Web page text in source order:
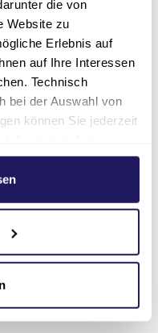
die von
Website zu
Erlebnis auf
auf Ihre Interessen
Technisch
bei der Auswahl von
können Sie jederzeit
Sie in unserer
Coswig ist ein
kardiovaskuläre
sowie
Als
das
Herz- und
Angiologie,
von
unsere Ärzt*innen
eröffnete Klinik
rund